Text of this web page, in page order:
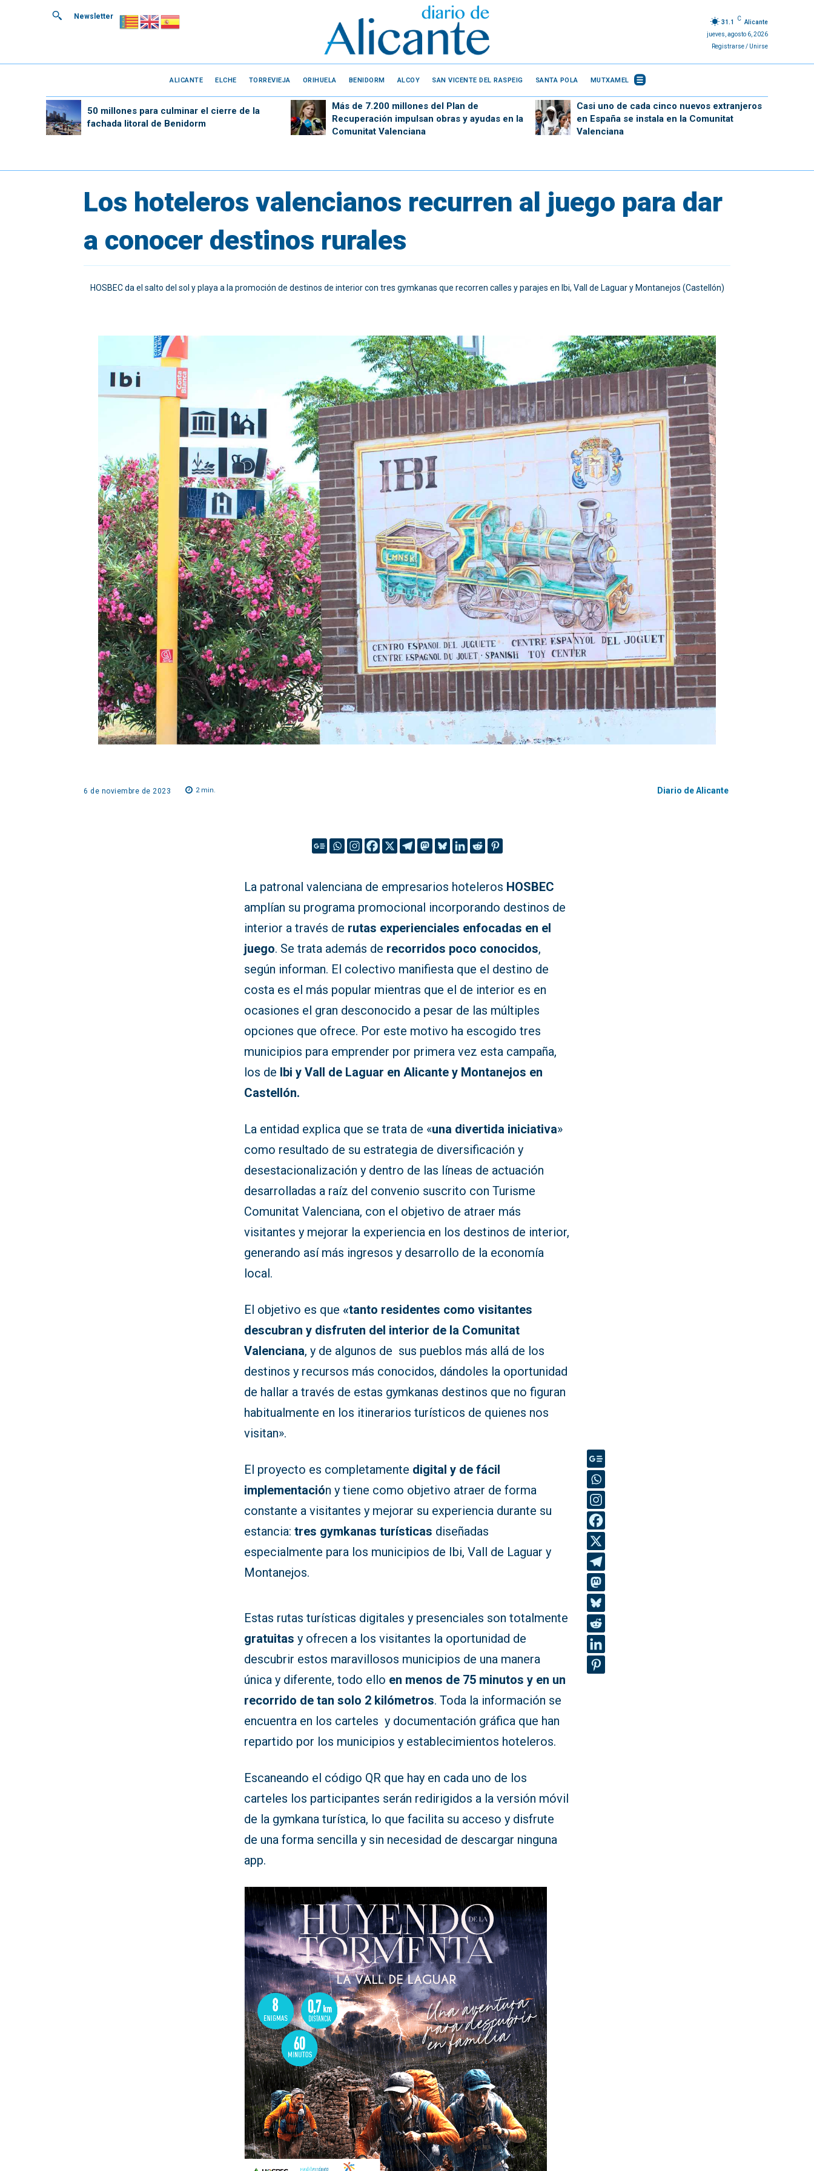
Newsletter
31.1
C
Alicante
jueves, agosto 6, 2026
Registrarse / Unirse
ALICANTE ELCHE TORREVIEJA ORIHUELA BENIDORM ALCOY SAN VICENTE DEL RASPEIG SANTA POLA MUTXAMEL
50 millones para culminar el cierre de la
fachada litoral de Benidorm
Más de 7.200 millones del Plan de
Recuperación impulsan obras y ayudas en la
Comunitat Valenciana
Casi uno de cada cinco nuevos extranjeros
en España se instala en la Comunitat
Valenciana
Los hoteleros valencianos recurren al juego para dar
a conocer destinos rurales
HOSBEC da el salto del sol y playa a la promoción de destinos de interior con tres gymkanas que recorren calles y parajes en Ibi, Vall de Laguar y Montanejos (Castellón)
6 de noviembre de 2023 2min. Diario de Alicante
La patronal valenciana de empresarios hoteleros HOSBEC
amplían su programa promocional incorporando destinos de
interior a través de rutas experienciales enfocadas en el
juego. Se trata además de recorridos poco conocidos,
según informan. El colectivo manifiesta que el destino de
costa es el más popular mientras que el de interior es en
ocasiones el gran desconocido a pesar de las múltiples
opciones que ofrece. Por este motivo ha escogido tres
municipios para emprender por primera vez esta campaña,
los de Ibi y Vall de Laguar en Alicante y Montanejos en
Castellón.
La entidad explica que se trata de «una divertida iniciativa»
como resultado de su estrategia de diversificación y
desestacionalización y dentro de las líneas de actuación
desarrolladas a raíz del convenio suscrito con Turisme
Comunitat Valenciana, con el objetivo de atraer más
visitantes y mejorar la experiencia en los destinos de interior,
generando así más ingresos y desarrollo de la economía
local.
El objetivo es que«tanto residentes como visitantes
descubran y disfruten del interior de la Comunitat
Valenciana, y de algunos de sus pueblos más allá de los
destinos y recursos más conocidos, dándoles la oportunidad
de hallar a través de estas gymkanas destinos que no figuran
habitualmente en los itinerarios turísticos de quienes nos
visitan».
El proyecto es completamente digital y de fácil
implementación y tiene como objetivo atraer de forma
constante a visitantes y mejorar su experiencia durante su
estancia:tres gymkanas turísticas diseñadas
especialmente para los municipios de Ibi, Vall de Laguar y
Montanejos.
Estas rutas turísticas digitales y presenciales son totalmente
gratuitasy ofrecen a los visitantes la oportunidad de
descubrir estos maravillosos municipios de una manera
única y diferente, todo ello en menos de 75 minutos y en un
recorrido de tan solo 2 kilómetros. Toda la información se
encuentra en los carteles y documentación gráfica que han
repartido por los municipios y establecimientos hoteleros.
Escaneando el código QR que hay en cada uno de los
carteles los participantes serán redirigidos a la versión móvil
de la gymkana turística, lo que facilita su acceso y disfrute
de una forma sencilla y sin necesidad de descargar ninguna
app.